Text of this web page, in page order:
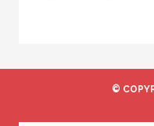
Traductor
©